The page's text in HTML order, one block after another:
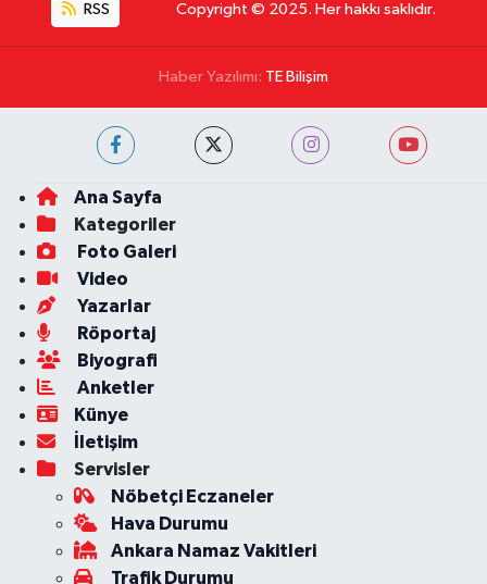
RSS Copyright © 2025. Her hakkı saklıdır.
Haber Yazılımı: TE Bilişim
Ana Sayfa
Kategoriler
Foto Galeri
Video
Yazarlar
Röportaj
Biyografi
Anketler
Künye
İletişim
Servisler
Nöbetçi Eczaneler
Hava Durumu
Ankara Namaz Vakitleri
Trafik Durumu